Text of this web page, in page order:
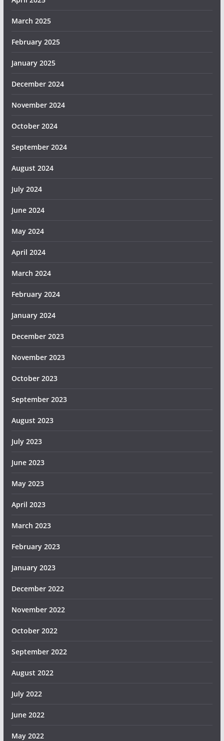
March 2025
February 2025
January 2025
December 2024
November 2024
October 2024
September 2024
August 2024
July 2024
June 2024
May 2024
April 2024
March 2024
February 2024
January 2024
December 2023
November 2023
October 2023
September 2023
August 2023
July 2023
June 2023
May 2023
April 2023
March 2023
February 2023
January 2023
December 2022
November 2022
October 2022
September 2022
August 2022
July 2022
June 2022
May 2022